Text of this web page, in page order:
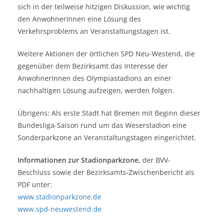
sich in der teilweise hitzigen Diskussion, wie wichtig
den AnwohnerInnen eine Lösung des
Verkehrsproblems an Veranstaltungstagen ist.
Weitere Aktionen der örtlichen SPD Neu-Westend, die
gegenüber dem Bezirksamt das Interesse der
AnwohnerInnen des Olympiastadions an einer
nachhaltigen Lösung aufzeigen, werden folgen.
Übrigens: Als erste Stadt hat Bremen mit Beginn dieser
Bundesliga-Saison rund um das Weserstadion eine
Sonderparkzone an Veranstaltungstagen eingerichtet.
Informationen zur Stadionparkzone, der BVV-
Beschluss sowie der Bezirksamts-Zwischenbericht als
PDF unter:
www.stadionparkzone.de
www.spd-neuwestend.de